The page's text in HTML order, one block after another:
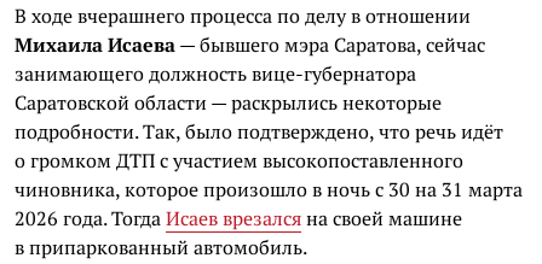
В ходе вчерашнего процесса по делу в отношении
Михаила Исаева— бывшего мэра Саратова, сейчас
занимающего должность вице-губернатора
Саратовской области — раскрылись некоторые
подробности. Так, было подтверждено, что речь идёт
о громком ДТП с участием высокопоставленного
чиновника, которое произошло в ночь с 30 на 31 марта
2026 года. ТогдаИсаев врезалсяна своей машине
в припаркованный автомобиль.